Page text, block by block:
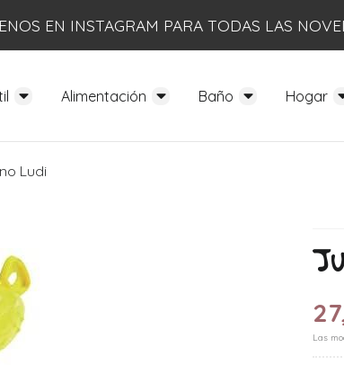
EN INSTAGRAM PARA TODAS LAS
Alimentación Baño Hogar
Ludi
Las